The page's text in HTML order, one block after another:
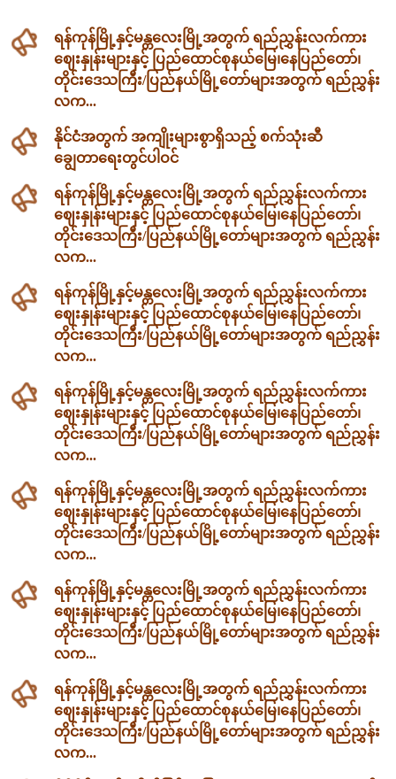
ရန်ကုန်မြို့နှင့်မန္တလေးမြို့အတွက် ရည်ညွှန်းလက်ကား
ဈေးနှုန်းများနှင့် ပြည်ထောင်စုနယ်မြေ၊နေပြည်တော်၊
တိုင်းဒေသကြီး/ပြည်နယ်မြို့တော်များအတွက် ရည်ညွှန်း
လက...
နိုင်ငံအတွက် အကျိုးများစွာရှိသည့် စက်သုံးဆီ
ချွေတာရေးတွင်ပါဝင်
ရန်ကုန်မြို့နှင့်မန္တလေးမြို့အတွက် ရည်ညွှန်းလက်ကား
ဈေးနှုန်းများနှင့် ပြည်ထောင်စုနယ်မြေ၊နေပြည်တော်၊
တိုင်းဒေသကြီး/ပြည်နယ်မြို့တော်များအတွက် ရည်ညွှန်း
လက...
ရန်ကုန်မြို့နှင့်မန္တလေးမြို့အတွက် ရည်ညွှန်းလက်ကား
ဈေးနှုန်းများနှင့် ပြည်ထောင်စုနယ်မြေ၊နေပြည်တော်၊
တိုင်းဒေသကြီး/ပြည်နယ်မြို့တော်များအတွက် ရည်ညွှန်း
လက...
ရန်ကုန်မြို့နှင့်မန္တလေးမြို့အတွက် ရည်ညွှန်းလက်ကား
ဈေးနှုန်းများနှင့် ပြည်ထောင်စုနယ်မြေ၊နေပြည်တော်၊
တိုင်းဒေသကြီး/ပြည်နယ်မြို့တော်များအတွက် ရည်ညွှန်း
လက...
ရန်ကုန်မြို့နှင့်မန္တလေးမြို့အတွက် ရည်ညွှန်းလက်ကား
ဈေးနှုန်းများနှင့် ပြည်ထောင်စုနယ်မြေ၊နေပြည်တော်၊
တိုင်းဒေသကြီး/ပြည်နယ်မြို့တော်များအတွက် ရည်ညွှန်း
လက...
ရန်ကုန်မြို့နှင့်မန္တလေးမြို့အတွက် ရည်ညွှန်းလက်ကား
ဈေးနှုန်းများနှင့် ပြည်ထောင်စုနယ်မြေ၊နေပြည်တော်၊
တိုင်းဒေသကြီး/ပြည်နယ်မြို့တော်များအတွက် ရည်ညွှန်း
လက...
ရန်ကုန်မြို့နှင့်မန္တလေးမြို့အတွက် ရည်ညွှန်းလက်ကား
ဈေးနှုန်းများနှင့် ပြည်ထောင်စုနယ်မြေ၊နေပြည်တော်၊
တိုင်းဒေသကြီး/ပြည်နယ်မြို့တော်များအတွက် ရည်ညွှန်း
လက...